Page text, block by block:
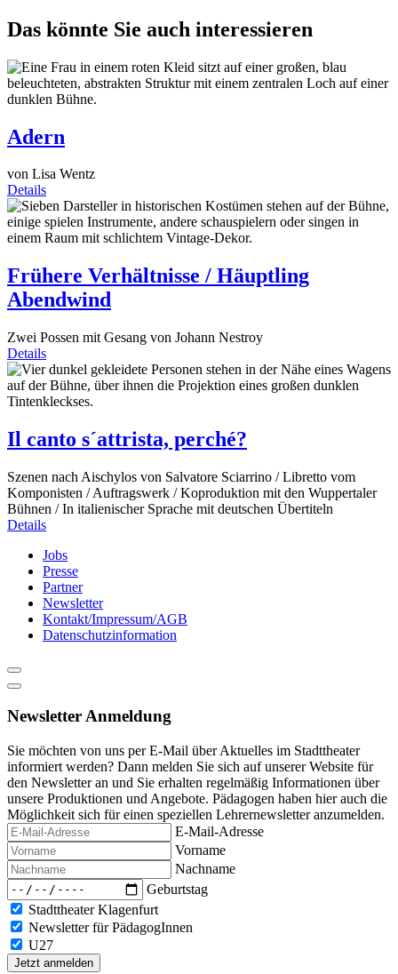
Das könnte Sie auch interessieren
Adern
von Lisa Wentz
Details
Frühere Verhältnisse / Häuptling
Abendwind
Zwei Possen mit Gesang von Johann Nestroy
Details
Il canto s´attrista, perché?
Szenen nach Aischylos von Salvatore Sciarrino / Libretto vom
Komponisten / Auftragswerk / Koproduktion mit den Wuppertaler
Bühnen / In italienischer Sprache mit deutschen Übertiteln
Details
Jobs
Presse
Partner
Newsletter
Kontakt/Impressum/AGB
Datenschutzinformation
Newsletter Anmeldung
Sie möchten von uns per E-Mail über Aktuelles im Stadttheater
informiert werden? Dann melden Sie sich auf unserer Website für
den Newsletter an und Sie erhalten regelmäßig Informationen über
unsere Produktionen und Angebote. Pädagogen haben hier auch die
Möglichkeit sich für einen speziellen Lehrernewsletter anzumelden.
E-Mail-Adresse
Vorname
Nachname
Geburtstag
Stadttheater Klagenfurt
Newsletter für PädagogInnen
U27
Jetzt anmelden